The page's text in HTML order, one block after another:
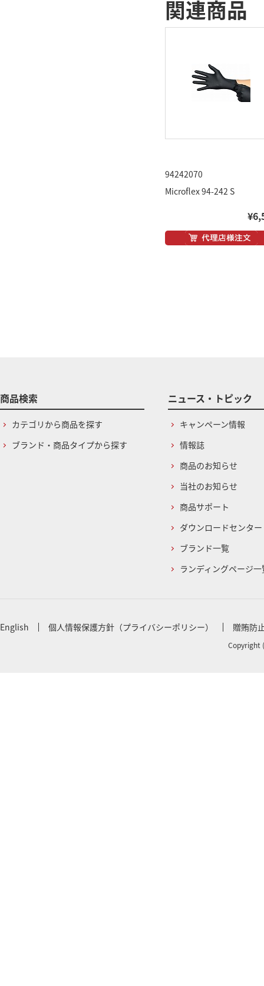
関連商品
94242070
Microflex 94-242 S
商品検索
カテゴリから商品を探す
ブランド・商品タイプから探す
ニュース・トピック
キャンペーン情報
情報誌
商品のお知らせ
当社のお知らせ
商品サポート
ダウンロードセンター
ブランド一覧
ランディングページ一
English 個人情報保護方針（プライバシーポリシー） 贈賄防
Copyright